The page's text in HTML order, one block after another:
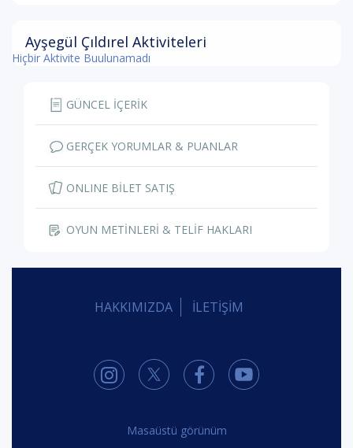
Ayşegül Çıldırel Aktiviteleri
Hiçbir Aktivite Buulunamadı
GÜNCEL İÇERİK
GERÇEK YORUMLAR & PUANLAR
ONLINE BİLET SATIŞ
OYUN METİNLERİ & TELİF HAKLARI
HAKKIMIZDA İLETİŞİM
Masaüstü görünüm